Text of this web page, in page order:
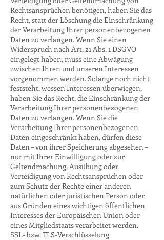
Rechtsansprüchen benötigen, haben Sie das
Recht, statt der Löschung die Einschränkung
der Verarbeitung Ihrer personenbezogenen
Daten zu verlangen. Wenn Sie einen
Widerspruch nach Art. 21 Abs. 1 DSGVO
eingelegt haben, muss eine Abwägung
zwischen Ihren und unseren Interessen
vorgenommen werden. Solange noch nicht
feststeht, wessen Interessen überwiegen,
haben Sie das Recht, die Einschränkung der
Verarbeitung Ihrer personenbezogenen
Daten zu verlangen. Wenn Sie die
Verarbeitung Ihrer personenbezogenen
Daten eingeschränkt haben, dürfen diese
Daten – von ihrer Speicherung abgesehen –
nur mit Ihrer Einwilligung oder zur
Geltendmachung, Ausübung oder
Verteidigung von Rechtsansprüchen oder
zum Schutz der Rechte einer anderen
natürlichen oder juristischen Person oder
aus Gründen eines wichtigen öffentlichen
Interesses der Europäischen Union oder
eines Mitgliedstaats verarbeitet werden.
SSL- bzw. TLS-Verschlüsselung